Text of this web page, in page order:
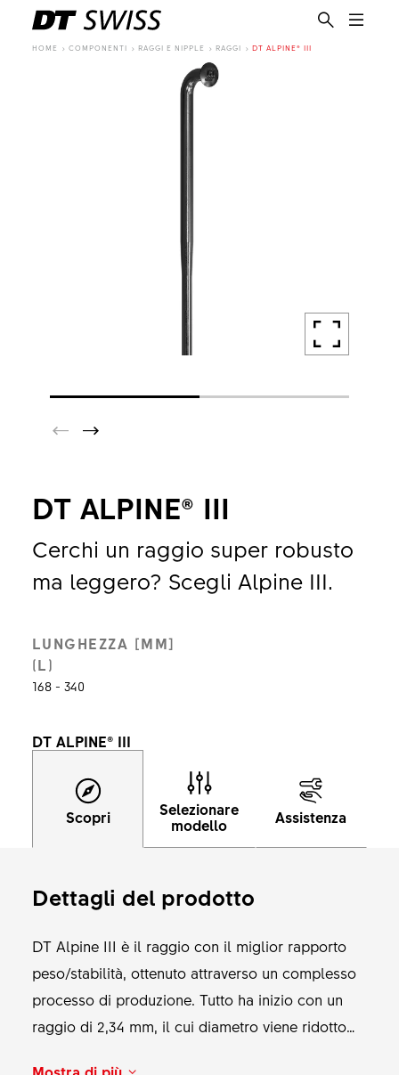
HOME COMPONENTI RAGGI E NIPPLE RAGGI DT ALPINE® III
DT ALPINE® III
Cerchi un raggio super robusto
ma leggero? Scegli Alpine III.
LUNGHEZZA [MM]
(L)
168 - 340
DT ALPINE® III
Scopri
Selezionare
modello
Assistenza
Dettagli del prodotto
DT Alpine III è il raggio con il miglior rapporto
peso/stabilità, ottenuto attraverso un complesso
processo di produzione. Tutto ha inizio con un
raggio di 2,34 mm, il cui diametro viene ridotto